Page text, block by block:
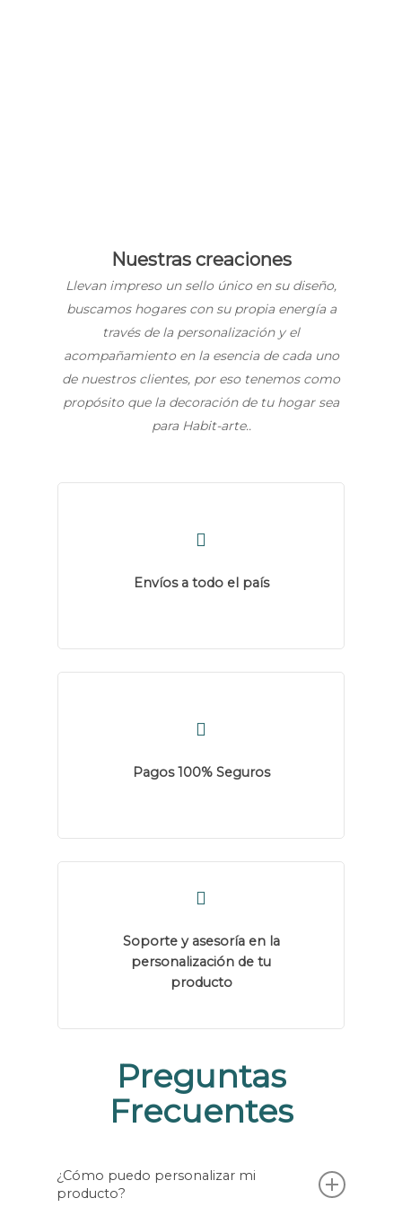
Nuestras creaciones
Llevan impreso un sello único en su diseño,
buscamos hogares con su propia energía a
través de la personalización y el
acompañamiento en la esencia de cada uno
de nuestros clientes, por eso tenemos como
propósito que la decoración de tu hogar sea
para Habit-arte..
Envíos a todo el país
Pagos 100% Seguros
Soporte y asesoría en la
personalización de tu
producto
Preguntas
Frecuentes
¿Cómo puedo personalizar mi
producto?